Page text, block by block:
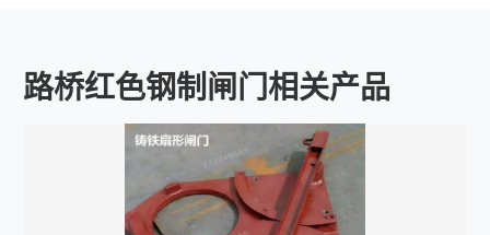
路桥红色钢制闸门相关产品